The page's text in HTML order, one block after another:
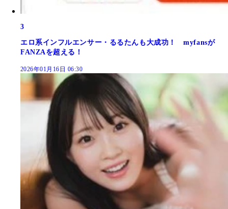
3
エロ系インフルエンサー・るるたんも大成功！ myfansが
FANZAを超える！
2026年01月16日 06:30